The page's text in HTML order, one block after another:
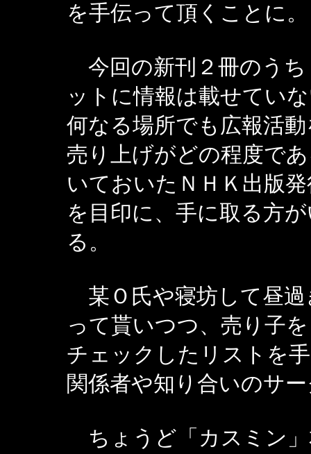
を手伝って頂くことに。
今回の新刊２冊のう
ットに情報は載せてい
何なる場所でも広報活
売り上げがどの程度で
いておいたＮＨＫ出版
を目印に、手に取る方
る。
某Ｏ氏や寝坊して昼過
って貰いつつ、売り子
チェックしたリストを
関係者や知り合いのサ
ちょうど「カスミン